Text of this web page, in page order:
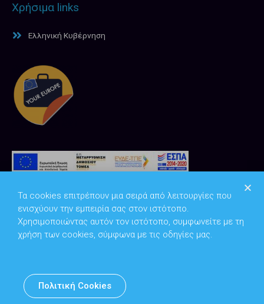
Χρήσιμα links
Ελληνική Κυβέρνηση
Copyright © 2026Υπουργείο Ψηφιακής Διακυβέρνησης
Υπεύθυνος DPO: Θανάσης Κοσμόπουλος | dpo@mindigital.gr
Τα cookies επιτρέπουν μια σειρά από λειτουργίες που
ενισχύουν την εμπειρία σας στον ιστότοπο.
Χρησιμοποιώντας αυτόν τον ιστότοπο, συμφωνείτε με τη
χρήση των cookies, σύμφωνα με τις οδηγίες μας.
Πολιτική Cookies